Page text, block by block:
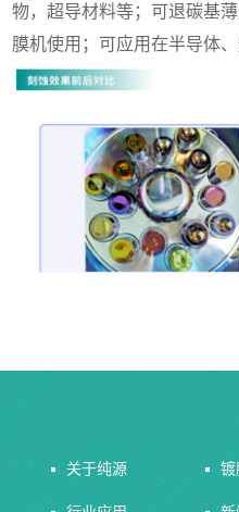
物，超导材料等；可退碳基
膜机使用；可应用在半导体
关于纯源 镀